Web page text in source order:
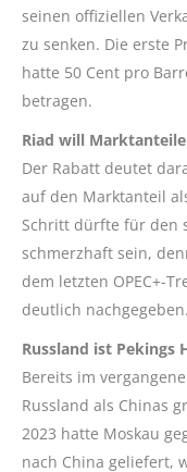
seinen offiziellen
zu senken. Die erste
hatte 50 Cent pro
betragen.
Riad will
Der Rabatt deutet
auf den Marktanteil
Schritt dürfte für den
schmerzhaft sein,
dem letzten OPEC+-
deutlich nachgegeben.
Russland ist Pekings
Bereits im
Russland als Chinas
2023 hatte Moskau
nach China geliefert,